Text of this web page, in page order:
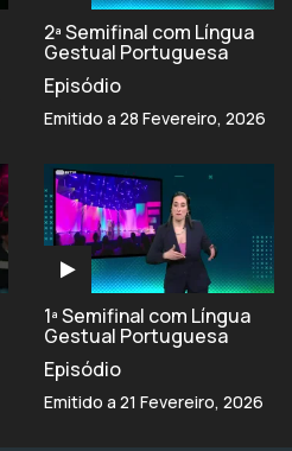
2ª Semifinal com Língua
Gestual Portuguesa
Episódio
Emitido a 28 Fevereiro, 2026
1ª Semifinal com Língua
Gestual Portuguesa
Episódio
Emitido a 21 Fevereiro, 2026